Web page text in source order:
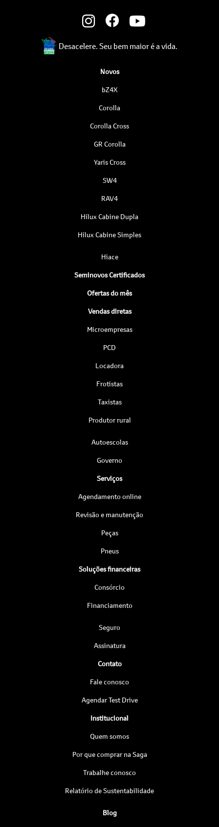
Desacelere. Seu bem maior é a vida.
Novos
bZ4X
Corolla
Corolla Cross
GR Corolla
Yaris Cross
SW4
RAV4
Hilux Cabine Dupla
Hilux Cabine Simples
Hiace
Seminovos Certificados
Ofertas do mês
Vendas diretas
Microempresas
PCD
Locadora
Frotistas
Taxistas
Produtor rural
Autoescolas
Governo
Serviços
Agendamento online
Revisão e manutenção
Peças
Pneus
Soluções financeiras
Consórcio
Financiamento
Seguro
Assinatura
Contato
Fale conosco
Agendar Test Drive
Institucional
Quem somos
Por que comprar na Saga
Trabalhe conosco
Relatório de Sustentabilidade
Blog